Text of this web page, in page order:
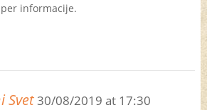
informacije.
Svet 30/08/2019 at 17:30